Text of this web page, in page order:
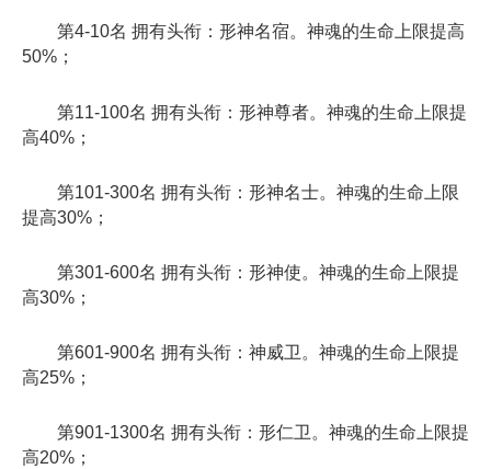
第4-10名 拥有头衔：形神名宿。神魂的生命上限提高
50%；
第11-100名 拥有头衔：形神尊者。神魂的生命上限提
高40%；
第101-300名 拥有头衔：形神名士。神魂的生命上限
提高30%；
第301-600名 拥有头衔：形神使。神魂的生命上限提
高30%；
第601-900名 拥有头衔：神威卫。神魂的生命上限提
高25%；
第901-1300名 拥有头衔：形仁卫。神魂的生命上限提
高20%；